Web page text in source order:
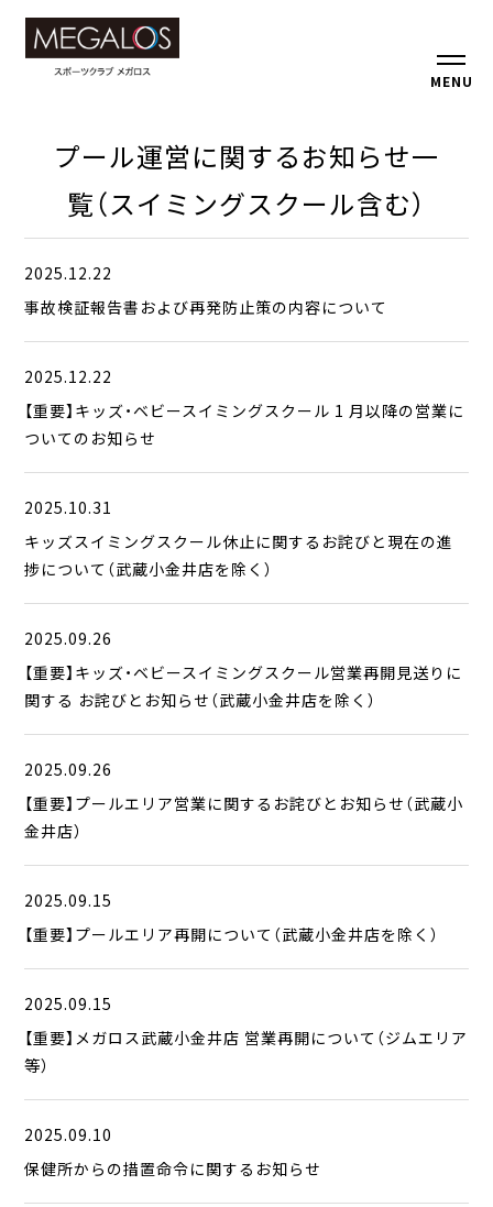
MENU
プール運営に関するお知らせ一
覧（スイミングスクール含む）
2025.12.22
事故検証報告書および再発防止策の内容について
2025.12.22
【重要】キッズ・ベビースイミングスクール 1 月以降の営業に
ついてのお知らせ
2025.10.31
キッズスイミングスクール休止に関するお詫びと現在の進
捗について（武蔵小金井店を除く）
2025.09.26
【重要】キッズ・ベビースイミングスクール営業再開見送りに
関する お詫びとお知らせ（武蔵小金井店を除く）
2025.09.26
【重要】プールエリア営業に関するお詫びとお知らせ（武蔵小
金井店）
2025.09.15
【重要】プールエリア再開について（武蔵小金井店を除く）
2025.09.15
【重要】メガロス武蔵小金井店 営業再開について（ジムエリア
等）
2025.09.10
保健所からの措置命令に関するお知らせ